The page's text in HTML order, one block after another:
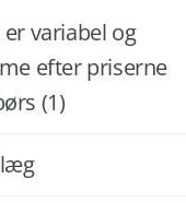
variabel og
efter priserne
(1)